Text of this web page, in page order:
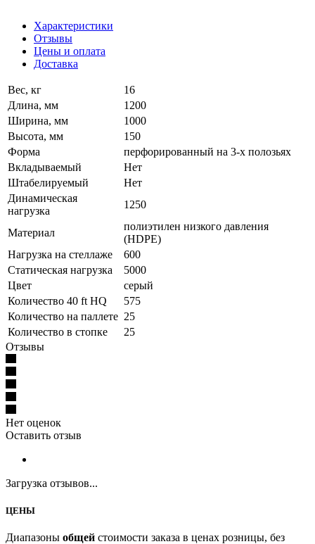
Характеристики
Отзывы
Цены и оплата
Доставка
Вес, кг
16
Длина, мм
1200
Ширина, мм
1000
Высота, мм
150
Форма
перфорированный на 3-х полозьях
Вкладываемый
Нет
Штабелируемый
Нет
Динамическая
нагрузка
1250
Материал
полиэтилен низкого давления
(HDPE)
Нагрузка на стеллаже
600
Статическая нагрузка
5000
Цвет
серый
Количество 40 ft HQ
575
Количество на паллете 25
Количество в стопке
25
Отзывы
Нет оценок
Оставить отзыв
Загрузка отзывов...
ЦЕНЫ
Диапазоны общей стоимости заказа в ценах розницы, без